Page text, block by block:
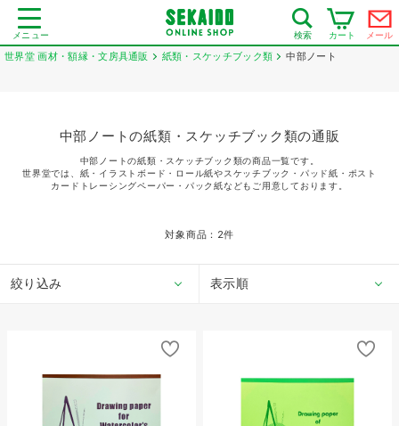
メニュー 検索 カート メール
世界堂 画材・額縁・文房具通販 紙類・スケッチブック類 中部ノート
中部ノートの紙類・スケッチブック類の通販
中部ノートの紙類・スケッチブック類の商品一覧です。
世界堂では、紙・イラストボード・ロール紙やスケッチブック・パッド紙・ポスト
カードトレーシングペーパー・パック紙などもご用意しております。
対象商品： 2件
絞り込み 表示順